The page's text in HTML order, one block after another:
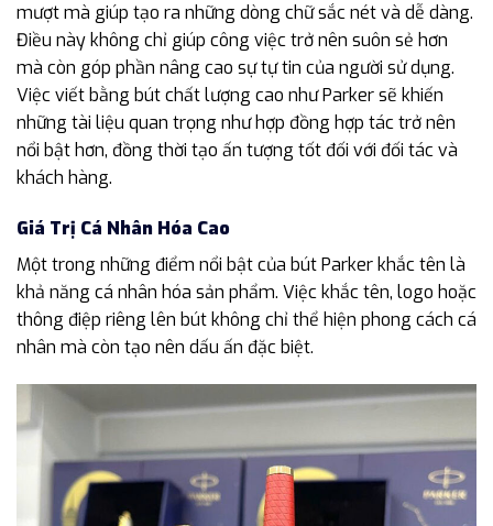
mượt mà giúp tạo ra những dòng chữ sắc nét và dễ dàng.
Điều này không chỉ giúp công việc trở nên suôn sẻ hơn
mà còn góp phần nâng cao sự tự tin của người sử dụng.
Việc viết bằng bút chất lượng cao như Parker sẽ khiến
những tài liệu quan trọng như hợp đồng hợp tác trở nên
nổi bật hơn, đồng thời tạo ấn tượng tốt đối với đối tác và
khách hàng.
Giá Trị Cá Nhân Hóa Cao
Một trong những điểm nổi bật của bút Parker khắc tên là
khả năng cá nhân hóa sản phẩm. Việc khắc tên, logo hoặc
thông điệp riêng lên bút không chỉ thể hiện phong cách cá
nhân mà còn tạo nên dấu ấn đặc biệt.